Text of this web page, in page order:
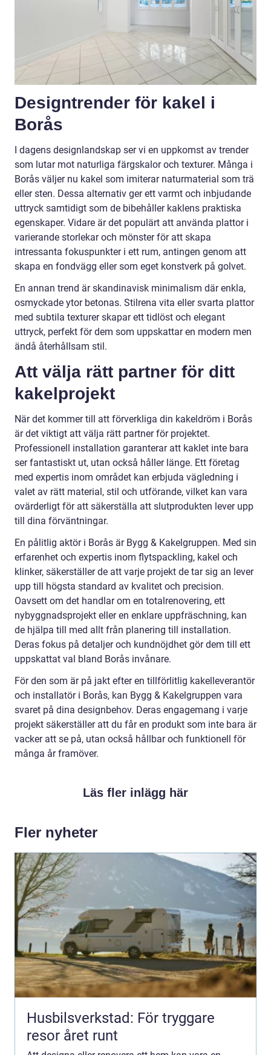
Designtrender för kakel i
Borås
I dagens designlandskap ser vi en uppkomst av trender
som lutar mot naturliga färgskalor och texturer. Många i
Borås väljer nu kakel som imiterar naturmaterial som trä
eller sten. Dessa alternativ ger ett varmt och inbjudande
uttryck samtidigt som de bibehåller kaklens praktiska
egenskaper. Vidare är det populärt att använda plattor i
varierande storlekar och mönster för att skapa
intressanta fokuspunkter i ett rum, antingen genom att
skapa en fondvägg eller som eget konstverk på golvet.
En annan trend är skandinavisk minimalism där enkla,
osmyckade ytor betonas. Stilrena vita eller svarta plattor
med subtila texturer skapar ett tidlöst och elegant
uttryck, perfekt för dem som uppskattar en modern men
ändå återhållsam stil.
Att välja rätt partner för ditt
kakelprojekt
När det kommer till att förverkliga din kakeldröm i Borås
är det viktigt att välja rätt partner för projektet.
Professionell installation garanterar att kaklet inte bara
ser fantastiskt ut, utan också håller länge. Ett företag
med expertis inom området kan erbjuda vägledning i
valet av rätt material, stil och utförande, vilket kan vara
ovärderligt för att säkerställa att slutprodukten lever upp
till dina förväntningar.
En pålitlig aktör i Borås är Bygg & Kakelgruppen. Med sin
erfarenhet och expertis inom flytspackling, kakel och
klinker, säkerställer de att varje projekt de tar sig an lever
upp till högsta standard av kvalitet och precision.
Oavsett om det handlar om en totalrenovering, ett
nybyggnadsprojekt eller en enklare uppfräschning, kan
de hjälpa till med allt från planering till installation.
Deras fokus på detaljer och kundnöjdhet gör dem till ett
uppskattat val bland Borås invånare.
För den som är på jakt efter en tillförlitlig kakelleverantör
och installatör i Borås, kan Bygg & Kakelgruppen vara
svaret på dina designbehov. Deras engagemang i varje
projekt säkerställer att du får en produkt som inte bara är
vacker att se på, utan också hållbar och funktionell för
många år framöver.
Läs fler inlägg här
Fler nyheter
Husbilsverkstad: För tryggare
resor året runt